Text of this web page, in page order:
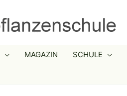
MAGAZIN SCHULE